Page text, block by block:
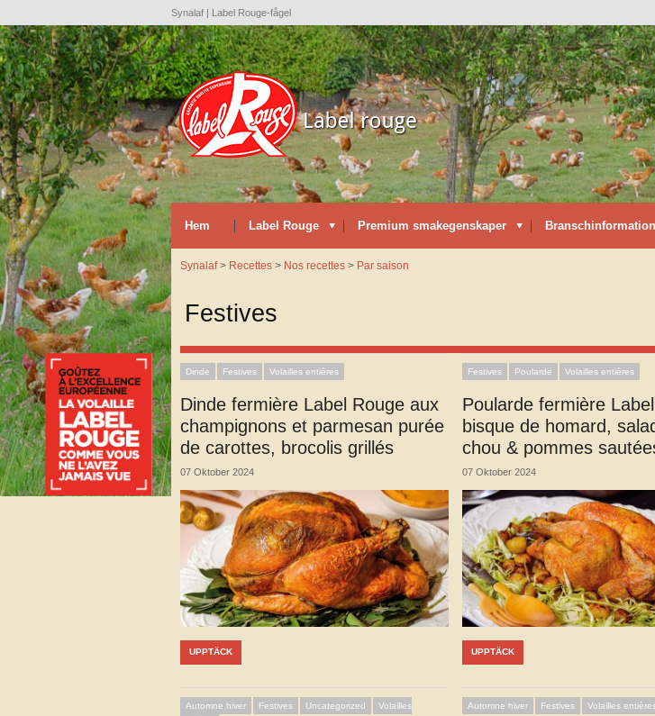
Synalaf | Label Rouge-fågel
Hem Label Rouge Premium smakegenskaper Branschinformation
Synalaf> Recettes > Nos recettes > Par saison
Festives
Dinde Festives Volailles entières
Dinde fermière Label Rouge aux
champignons et parmesan purée
de carottes, brocolis grillés
07 Oktober 2024
UPPTÄCK
Festives Poularde Volailles entières
Poularde fermière
bisque de homard,
chou & pommes
07 Oktober 2024
UPPTÄCK
Automne hiver Festives Uncategorized
Volailles
Automne hiver Festives Volailles